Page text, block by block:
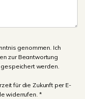
genommen. Ich
zur Beantwortung
werden.
für die Zukunft per E-
widerrufen. *